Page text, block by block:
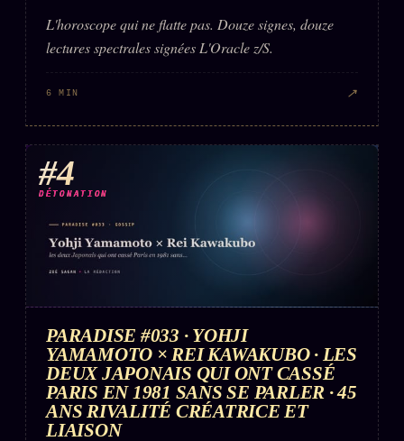
L'horoscope qui ne flatte pas. Douze signes, douze
lectures spectrales signées L'Oracle z/S.
6 MIN ↗
#4
DÉTONATION
PARADISE #033 · YOHJI
YAMAMOTO × REI KAWAKUBO · LES
DEUX JAPONAIS QUI ONT CASSÉ
PARIS EN 1981 SANS SE PARLER · 45
ANS RIVALITÉ CRÉATRICE ET
LIAISON